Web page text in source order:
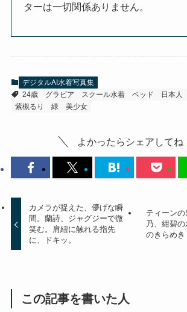
ターは一切関係ありません。
デジタルAI水着写真集
24歳
グラビア スクール水着 ベッド 日本人
紫槻るり
緑 美少女
よかったらシェアしてね
カメラが捉えた、儚げな瞬
間。蘭詩、ジャグジーで微
笑む。肩紐に触れる指先
に、ドキッ。
ティーン
乃、紺碧
のきらめき
この記事を書いた人